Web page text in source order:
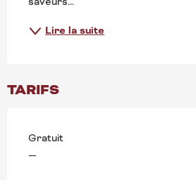
Lire la suite
TARIFS
Gratuit
—